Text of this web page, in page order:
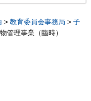
> 教育委員会事務局 > 子
管理事業（臨時）